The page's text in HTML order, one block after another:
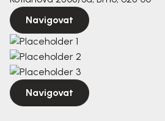
Navigovat
Navigovat